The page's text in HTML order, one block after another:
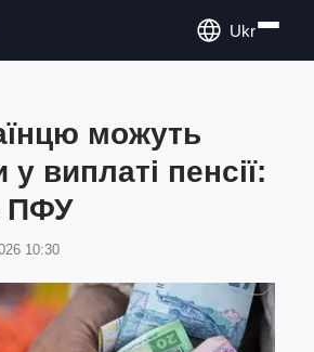
Ukr
можуть
виплаті пенсії:
ПФУ
10:30